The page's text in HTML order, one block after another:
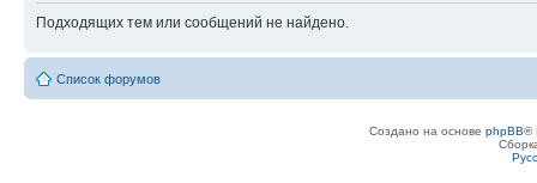
Подходящих тем или сообщений не найдено.
Список форумов
Создано на основе phpBB®